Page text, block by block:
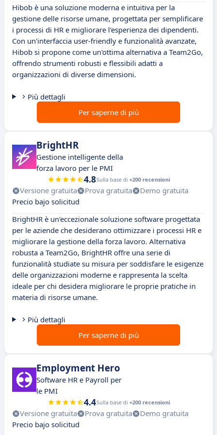
Hibob è una soluzione moderna e intuitiva per la
gestione delle risorse umane, progettata per semplificare
i processi di HR e migliorare l'esperienza dei dipendenti.
Con un'interfaccia user-friendly e funzionalità avanzate,
Hibob si propone come un'ottima alternativa a Team2Go,
offrendo strumenti robusti e flessibili adatti a
organizzazioni di diverse dimensioni.
Più dettagli
Per saperne di più
BrightHR
Gestione intelligente della
forza lavoro per le PMI
4.8Sulla base di +200 recensioni
Versione gratuita Prova gratuita
Demo gratuita
Precio bajo solicitud
BrightHR è un'eccezionale soluzione software progettata
per le aziende che desiderano ottimizzare i processi HR e
migliorare la gestione della forza lavoro. Alternativa
robusta a Team2Go, BrightHR offre una serie di
funzionalità studiate su misura per soddisfare le esigenze
delle organizzazioni moderne e rappresenta la scelta
ideale per chi desidera migliorare le proprie pratiche in
materia di risorse umane.
Più dettagli
Per saperne di più
Employment Hero
Software HR e Payroll per
le PMI
4.4Sulla base di +200 recensioni
Versione gratuita Prova gratuita
Demo gratuita
Precio bajo solicitud